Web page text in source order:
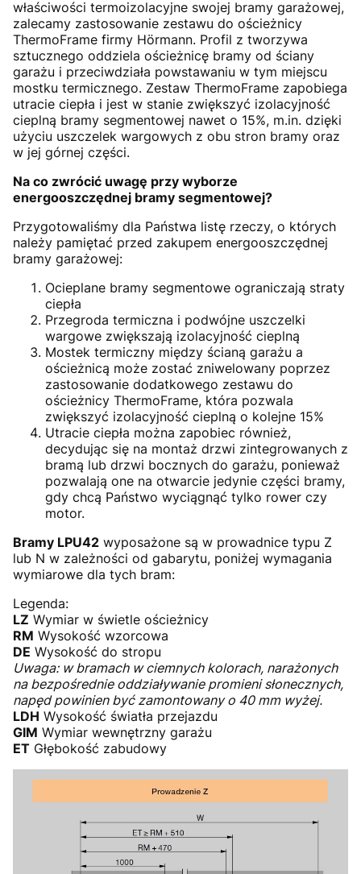
właściwości termoizolacyjne swojej bramy garażowej,
zalecamy zastosowanie zestawu do ościeżnicy
ThermoFrame firmy Hörmann. Profil z tworzywa
sztucznego oddziela ościeżnicę bramy od ściany
garażu i przeciwdziała powstawaniu w tym miejscu
mostku termicznego. Zestaw ThermoFrame zapobiega
utracie ciepła i jest w stanie zwiększyć izolacyjność
cieplną bramy segmentowej nawet o 15%, m.in. dzięki
użyciu uszczelek wargowych z obu stron bramy oraz
w jej górnej części.
Na co zwrócić uwagę przy wyborze
energooszczędnej bramy segmentowej?
Przygotowaliśmy dla Państwa listę rzeczy, o których
należy pamiętać przed zakupem energooszczędnej
bramy garażowej:
Ocieplane bramy segmentowe ograniczają straty
ciepła
Przegroda termiczna i podwójne uszczelki
wargowe zwiększają izolacyjność cieplną
Mostek termiczny między ścianą garażu a
ościeżnicą może zostać zniwelowany poprzez
zastosowanie dodatkowego zestawu do
ościeżnicy ThermoFrame, która pozwala
zwiększyć izolacyjność cieplną o kolejne 15%
Utracie ciepła można zapobiec również,
decydując się na montaż drzwi zintegrowanych z
bramą lub drzwi bocznych do garażu, ponieważ
pozwalają one na otwarcie jedynie części bramy,
gdy chcą Państwo wyciągnąć tylko rower czy
motor.
Bramy LPU42 wyposażone są w prowadnice typu Z
lub N w zależności od gabarytu, poniżej wymagania
wymiarowe dla tych bram:
Legenda:
LZ Wymiar w świetle ościeżnicy
RM Wysokość wzorcowa
DE Wysokość do stropu
Uwaga: w bramach w ciemnych kolorach, narażonych
na bezpośrednie oddziaływanie promieni słonecznych,
napęd powinien być zamontowany o 40 mm wyżej.
LDH Wysokość światła przejazdu
GIM Wymiar wewnętrzny garażu
ET Głębokość zabudowy